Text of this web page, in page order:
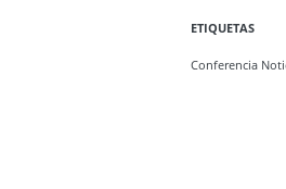
ETIQUETAS
Conferencia